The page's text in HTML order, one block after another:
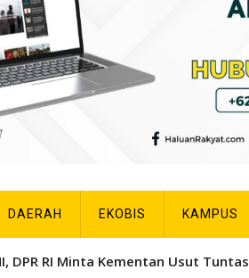
DAERAH EKOBIS KAMPUS
DPR RI Minta Kementan Usut Tuntas